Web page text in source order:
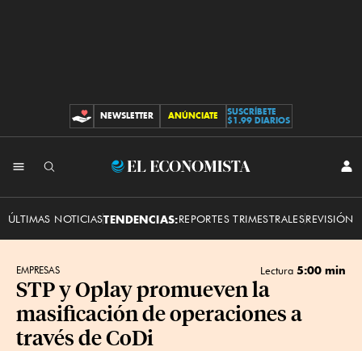
CONTRIBUCIONES
NEWSLETTER ANÚNCIATE
SUSCRÍBETE
$1.99 DIARIOS
El
ÚLTIMAS NOTICIASTENDENCIAS:REPORTES TRIMESTRALESREVISIÓN
EMPRESAS Lectura 5:00 min
STP y Oplay promueven la
masificación de operaciones a
través de CoDi